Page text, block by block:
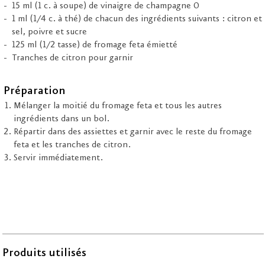
15 ml (1 c. à soupe) de vinaigre de champagne O
1 ml (1/4 c. à thé) de chacun des ingrédients suivants : citron et
sel, poivre et sucre
125 ml (1/2 tasse) de fromage feta émietté
Tranches de citron pour garnir
Préparation
Mélanger la moitié du fromage feta et tous les autres
ingrédients dans un bol.
Répartir dans des assiettes et garnir avec le reste du fromage
feta et les tranches de citron.
Servir immédiatement.
Produits utilisés